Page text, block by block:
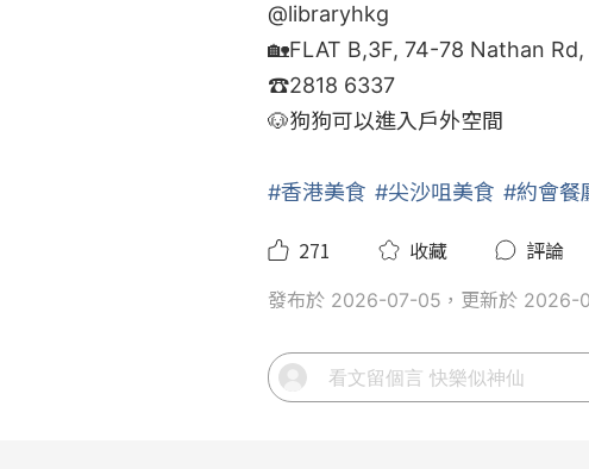
@libraryhkg
🏡FLAT B,3F, 74-78 Nathan Rd,
☎️2818 6337
🐶狗狗可以進入戶外空間
#香港美食 #尖沙咀美食 #約會餐
271 收藏 評論
發布於 2026-07-05，更新於 2026-